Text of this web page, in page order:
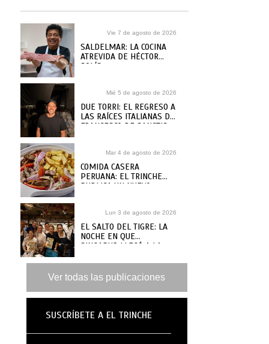
Vie 7 de agosto de 2026
SALDELMAR: LA COCINA
ATREVIDA DE HÉCTOR
SOLÍS
Mié 5 de agosto de 2026
DUE TORRI: EL REGRESO A
LAS RAÍCES ITALIANAS DE
FRANCESCO DE SANCTIS
Mar 4 de agosto de 2026
COMIDA CASERA
PERUANA: EL TRINCHE
PUBLICA UN NUEVO
Lun 3 de agosto de 2026
EL SALTO DEL TIGRE: LA
NOCHE EN QUE
SINGAPUR LLEGÓ A LA
Ver todas las publicaciones
SUSCRÍBETE A EL TRINCHE